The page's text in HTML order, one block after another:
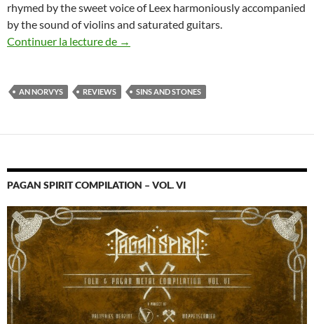
rhymed by the sweet voice of Leex harmoniously accompanied
by the sound of violins and saturated guitars.
Continuer la lecture de An Norvys – Sins and Stones
→
AN NORVYS REVIEWS SINS AND STONES
PAGAN SPIRIT COMPILATION – VOL. VI